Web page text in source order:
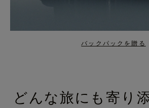
バックパックを贈る
どんな旅にも寄り